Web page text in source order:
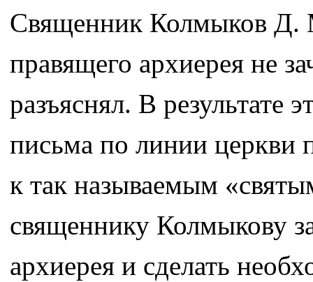
Священник Колмыков Д.
правящего архиерея не
разъяснял. В результате
письма по линии церкви
к так называемым
священнику Колмыкову
архиерея и сделать